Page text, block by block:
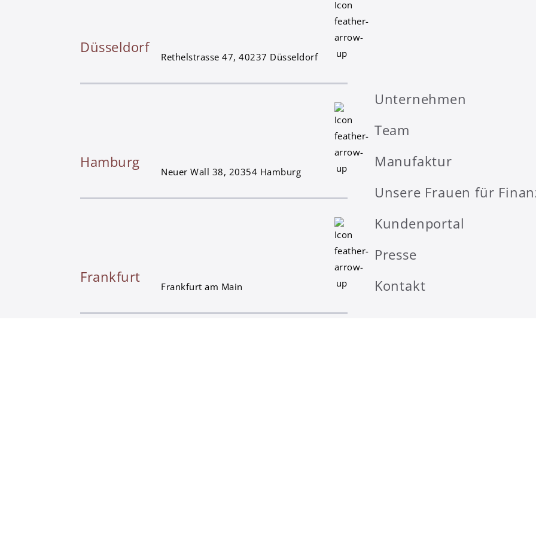
Düsseldorf
Rethelstrasse 47, 40237 Düsseldorf
Hamburg
Neuer Wall 38, 20354 Hamburg
Frankfurt
Frankfurt am Main
Unternehmen
Team
Manufaktur
Unsere Frauen für
Kundenportal
Presse
Kontakt